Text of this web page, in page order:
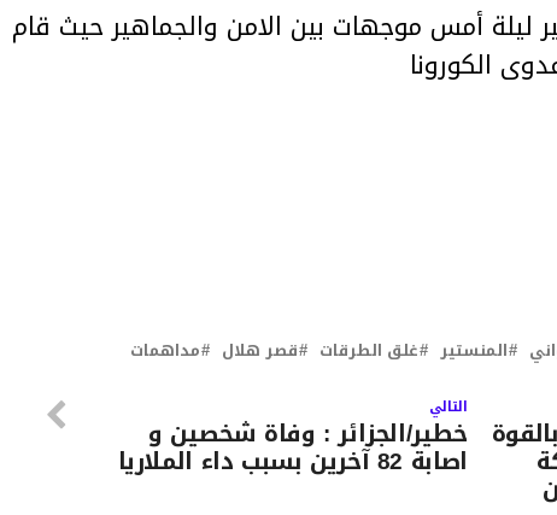
أمس موجهات بين الامن والجماهير حيث قام
الكورونا
المنستير غلق الطرقات قصر هلال مداهمات
التالي
خطير/الجزائر : وفاة شخصين و
اصابة 82 آخرين بسبب داء الملاريا